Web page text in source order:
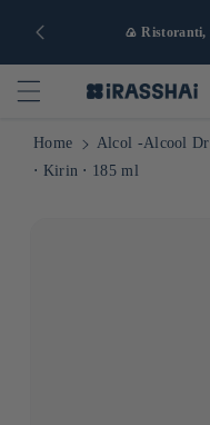
🍙 Ristoranti,
Home Alcol -Alcool
⋅ Kirin ⋅ 185 ml